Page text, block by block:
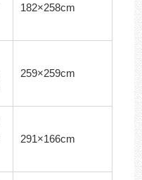
182×258cm
259×259cm
291×166cm